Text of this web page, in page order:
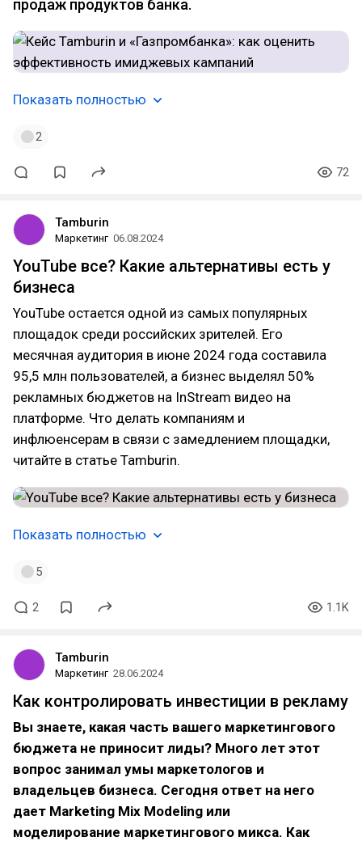
продаж продуктов банка.
Показать полностью
2
72
Tamburin
Маркетинг 06.08.2024
YouTube все? Какие альтернативы есть у
бизнеса
YouTube остается одной из самых популярных
площадок среди российских зрителей. Его
месячная аудитория в июне 2024 года составила
95,5 млн пользователей, а бизнес выделял 50%
рекламных бюджетов на InStream видео на
платформе. Что делать компаниям и
инфлюенсерам в связи с замедлением площадки,
читайте в статье Tamburin.
Показать полностью
5
2 1.1K
Tamburin
Маркетинг 28.06.2024
Как контролировать инвестиции в рекламу
Вы знаете, какая часть вашего маркетингового
бюджета не приносит лиды? Много лет этот
вопрос занимал умы маркетологов и
владельцев бизнеса. Cегодня ответ на него
дает Marketing Mix Modeling или
моделирование маркетингового микса. Как